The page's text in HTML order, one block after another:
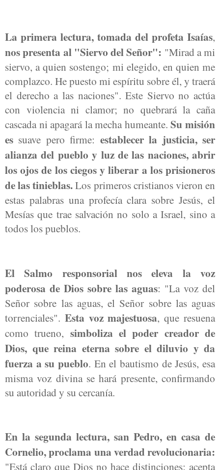
La primera lectura, tomada del profeta Isaías,
nos presenta al "Siervo del Señor": "Mirad a mi
siervo, a quien sostengo; mi elegido, en quien me
complazco. He puesto mi espíritu sobre él, y traerá
el derecho a las naciones". Este Siervo no actúa
con violencia ni clamor; no quebrará la caña
cascada ni apagará la mecha humeante.Su misión
es suave pero firme: establecer la justicia, ser
alianza del pueblo y luz de las naciones, abrir
los ojos de los ciegos y liberar a los prisioneros
de las tinieblas.Los primeros cristianos vieron en
estas palabras una profecía clara sobre Jesús, el
Mesías que trae salvación no solo a Israel, sino a
todos los pueblos.
El Salmo responsorial nos eleva la voz
poderosa de Dios sobre las aguas: "La voz del
Señor sobre las aguas, el Señor sobre las aguas
torrenciales". Esta voz majestuosa, que resuena
como trueno, simboliza el poder creador de
Dios, que reina eterna sobre el diluvio y da
fuerza a su pueblo. En el bautismo de Jesús, esa
misma voz divina se hará presente, confirmando
su autoridad y su cercanía.
En la segunda lectura, san Pedro, en casa de
Cornelio, proclama una verdad revolucionaria:
"Está claro que Dios no hace distinciones; acepta